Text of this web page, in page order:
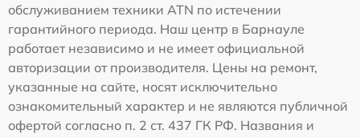
обслуживанием техники ATN по истечении
гарантийного периода. Наш центр в Барнауле
работает независимо и не имеет официальной
авторизации от производителя. Цены на ремонт,
указанные на сайте, носят исключительно
ознакомительный характер и не являются публичной
офертой согласно п. 2 ст. 437 ГК РФ. Названия и